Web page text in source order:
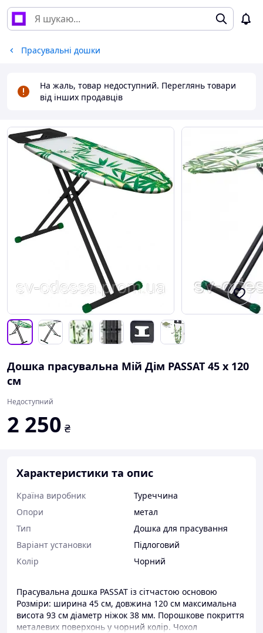
Прасувальні дошки
На жаль, товар недоступний. Переглянь товари
від інших продавців
Дошка прасувальна Мій Дім PASSAT 45 x 120
см
Недоступний
2 250 ₴
Характеристики та опис
Країна виробник
Туреччина
Опори
метал
Тип
Дошка для прасування
Варіант установки
Підлоговий
Колір
Чорний
Прасувальна дошка PASSAT із сітчастою основою
Розміри: ширина 45 см, довжина 120 см максимальна
висота 93 см діаметр ніжок 38 мм. Порошкове покриття
металевих поверхонь у чорний колір. Чохол